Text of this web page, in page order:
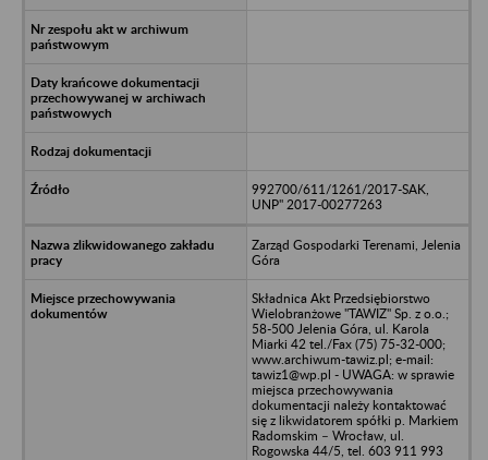
992700/611/1261/2017-SAK,
UNP" 2017-00277263
Zarząd Gospodarki Terenami, Jelenia
Góra
Składnica Akt Przedsiębiorstwo
Wielobranżowe "TAWIZ" Sp. z o.o.;
58-500 Jelenia Góra, ul. Karola
Miarki 42 tel./Fax (75) 75-32-000;
www.archiwum-tawiz.pl; e-mail:
tawiz1@wp.pl - UWAGA: w sprawie
miejsca przechowywania
dokumentacji należy kontaktować
się z likwidatorem spółki p. Markiem
Radomskim – Wrocław, ul.
Rogowska 44/5, tel. 603 911 993